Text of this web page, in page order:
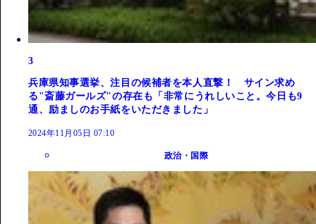
3
兵庫県知事選挙、注目の候補者を本人直撃！ サイン求め
る"斎藤ガールズ"の存在も「非常にうれしいこと。今日も9
通、励ましのお手紙をいただきました」
2024年11月05日 07:10
政治・国際